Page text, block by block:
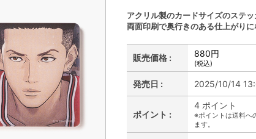
アクリル製のカードサイズのステッ
両面印刷で奥行きのある仕上がりに
販売価格 : 880円
(税込)
発売日 : 2025/10/14
ポイント :
4 ポイント
※ポイントは送料へ
ます。